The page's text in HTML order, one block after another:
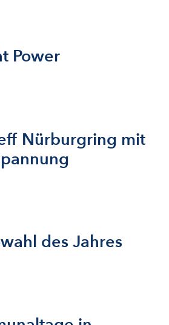
Power
Nürburgring mit
des Jahres